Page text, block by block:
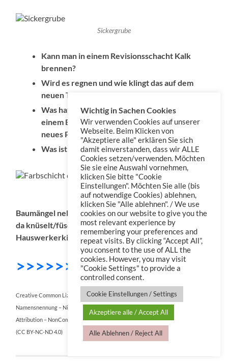
Sickergrube
Kann man in einem Revisionsschacht Kalk
brennen?
Wird es regnen und wie klingt das auf dem
neuen Terassendach?
Was hat ein Capodacia mit einer Ukulalla und
einem Eischneider zu tun und wäre das ein
neues Podcastprojekt?
Was ist das Gegenteil eines Monoliths?
Farbschicht deckt nicht
Baumängel nebst Fragen über Fragen – „Hör‘ mal wer
da knüselt/füselt“ quasi – mit Frank Backhaus, dem
Hauswerkerking, doch hört selbst…
>>>>>>> DOWNLOAD
Creative Common Lizenz:
Namensnennung – Nicht kommerziell – Keine Bearbeitungen 4.0 International
Attribution – NonCommercial – NoDerivatives 4.0 International
(CC BY-NC-ND 4.0)
Wichtig in Sachen Cookies
Wir verwenden Cookies auf unserer
Webseite. Beim Klicken von
"Akzeptiere alle" erklären Sie sich
damit einverstanden, dass wir ALLE
Cookies setzen/verwenden. Möchten
Sie sie eine Auswahl vornehmen,
klicken Sie bitte "Cookie
Einstellungen". Möchten Sie alle (bis
auf notwendige Cookies) ablehnen,
klicken Sie "Alle ablehnen". / We use
cookies on our website to give you the
most relevant experience by
remembering your preferences and
repeat visits. By clicking “Accept All”,
you consent to the use of ALL the
cookies. However, you may visit
"Cookie Settings" to provide a
controlled consent.
Cookie Einstellungen / Settings
Akzeptiere alle / Accept All
Alle Ablehnen / Reject All